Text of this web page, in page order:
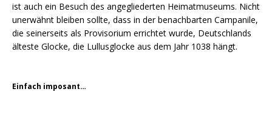
ist auch ein Besuch des angegliederten Heimatmuseums. Nicht
unerwähnt bleiben sollte, dass in der benachbarten Campanile,
die seinerseits als Provisorium errichtet wurde, Deutschlands
älteste Glocke, die Lullusglocke aus dem Jahr 1038 hängt.
Einfach imposant…